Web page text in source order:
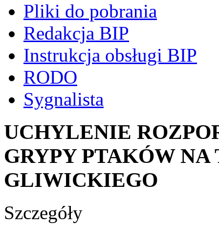
Pliki do pobrania
Redakcja BIP
Instrukcja obsługi BIP
RODO
Sygnalista
UCHYLENIE
GRYPY PTAKÓW
GLIWICKIEGO
Szczegóły